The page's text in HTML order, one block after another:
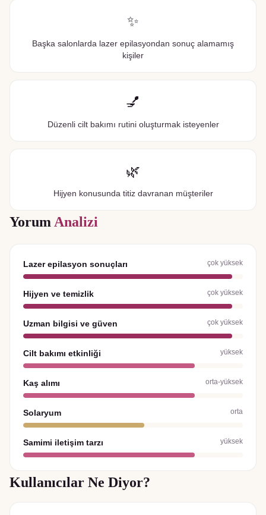
✨
Başka salonlarda lazer epilasyondan sonuç alamamış
kişiler
💅
Düzenli cilt bakımı rutini oluşturmak isteyenler
🌿
Hijyen konusunda titiz davranan müşteriler
Yorum Analizi
Lazer epilasyon sonuçları çok yüksek
Hijyen ve temizlik çok yüksek
Uzman bilgisi ve güven çok yüksek
Cilt bakımı etkinliği yüksek
Kaş alımı orta-yüksek
Solaryum orta
Samimi iletişim tarzı yüksek
Kullanıcılar Ne Diyor?